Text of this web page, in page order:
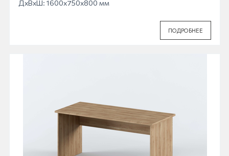
ДхВхШ: 1600x750x800 мм
ПОДРОБНЕЕ